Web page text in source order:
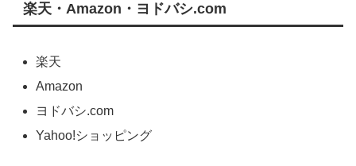
楽天・Amazon・ヨドバシ.com
楽天
Amazon
ヨドバシ.com
Yahoo!ショッピング